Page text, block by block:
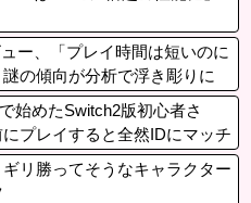
ー、「プレイ時間は短いのに
の傾向が分析で浮き彫りに
始めたSwitch2版初心者さ
プレイすると全然IDにマッチ
トラベルするかリージョン
待ってほしい」
リ勝ってそうなキャラクター